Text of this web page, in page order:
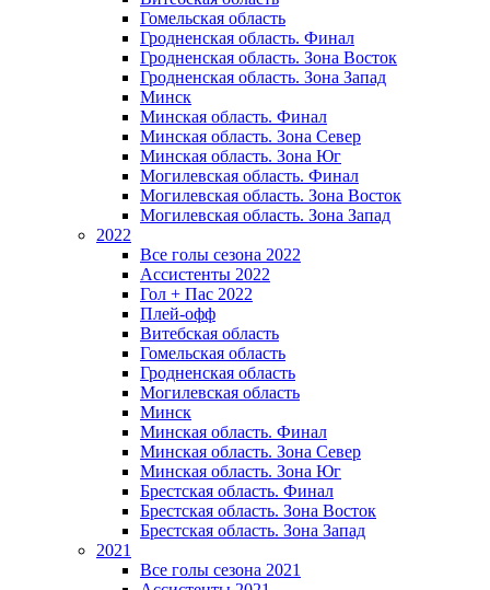
Гомельская область
Гродненская область. Финал
Гродненская область. Зона Восток
Гродненская область. Зона Запад
Минск
Минская область. Финал
Минская область. Зона Север
Минская область. Зона Юг
Могилевская область. Финал
Могилевская область. Зона Восток
Могилевская область. Зона Запад
2022
Все голы сезона 2022
Ассистенты 2022
Гол + Пас 2022
Плей-офф
Витебская область
Гомельская область
Гродненская область
Могилевская область
Минск
Mинская область. Финал
Минская область. Зона Север
Минская область. Зона Юг
Брестская область. Финал
Брестская область. Зона Восток
Брестская область. Зона Запад
2021
Все голы сезона 2021